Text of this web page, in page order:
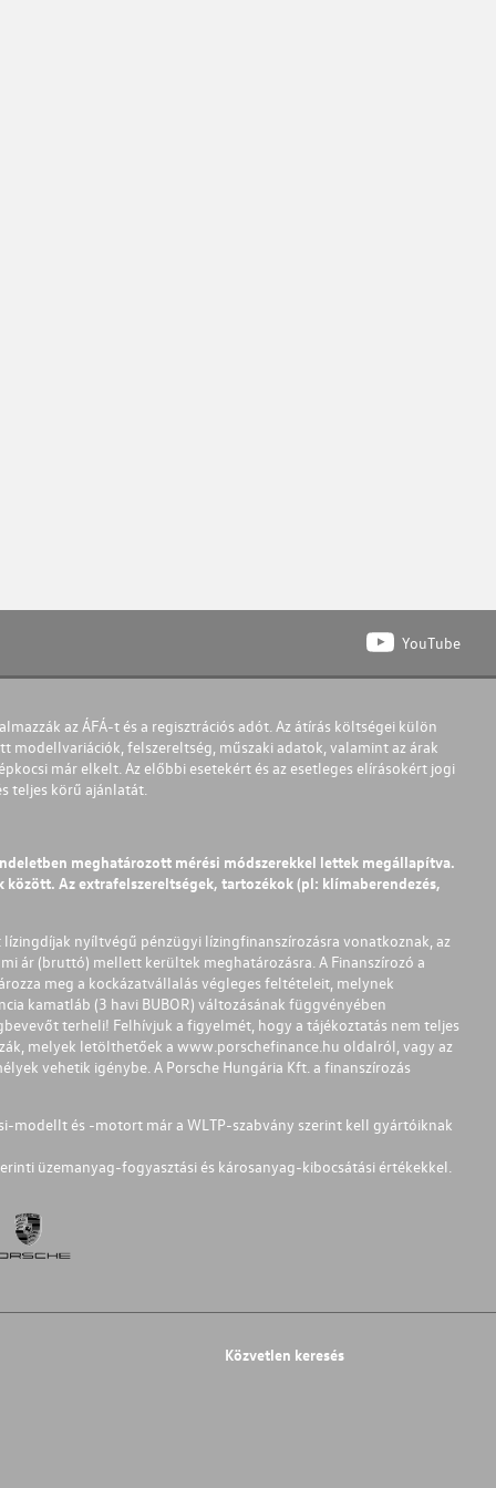
YouTube
az ÁFÁ-t és a regisztrációs adót. Az átírás költségei külön
felszereltség, műszaki adatok, valamint az árak
már elkelt. Az előbbi esetekért és az esetleges elírásokért jogi
teljes körű ajánlatát.
meghatározott mérési módszerekkel lettek megállapítva.
Az extrafelszereltségek, tartozékok (pl: klímaberendezés,
nyíltvégű pénzügyi lízingfinanszírozásra vonatkoznak, az
ár (bruttó) mellett kerültek meghatározásra. A Finanszírozó a
meg a kockázatvállalás végleges feltételeit, melynek
kamatláb (3 havi BUBOR) változásának függvényében
terheli! Felhívjuk a figyelmét, hogy a tájékoztatás nem teljes
melyek letölthetőek a www.porschefinance.hu oldalról, vagy az
vehetik igénybe. A Porsche Hungária Kft. a finanszírozás
modellt és -motort már a WLTP-szabvány szerint kell gyártóiknak
üzemanyag-fogyasztási és károsanyag-kibocsátási értékekkel.
Közvetlen keresés